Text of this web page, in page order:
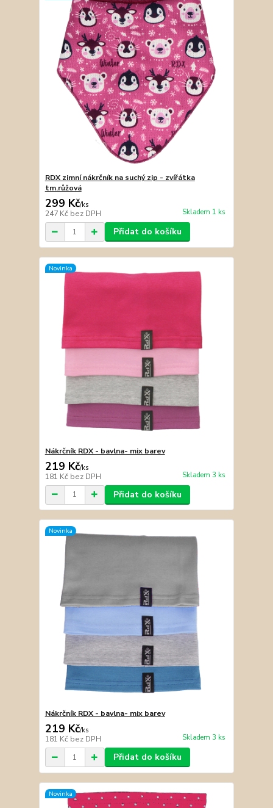
RDX zimní nákrčník na suchý zip - zvířátka
tm.růžová
299 Kč/ks
247 Kč bez DPH Skladem 1 ks
Přidat do košíku
Novinka
Nákrčník RDX - bavlna- mix barev
219 Kč/ks
181 Kč bez DPH Skladem 3 ks
Přidat do košíku
Novinka
Nákrčník RDX - bavlna- mix barev
219 Kč/ks
181 Kč bez DPH Skladem 3 ks
Přidat do košíku
Novinka